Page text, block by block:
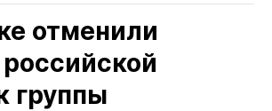
отменили
группы